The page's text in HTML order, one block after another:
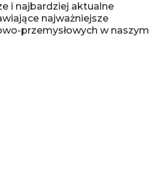
i najbardziej aktualne
najważniejsze
przemysłowych w naszym